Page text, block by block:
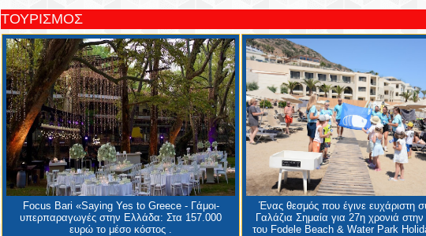
ΤΟΥΡΙΣΜΟΣ
Focus Bari «Saying Yes to Greece - Γάμοι-
υπερπαραγωγές στην Ελλάδα: Στα 157.000
ευρώ το μέσο κόστος .
Ένας θεσμός που έγινε ευχάριστη
Γαλάζια Σημαία για 27η χρονιά
του Fodele Beach & Water Park